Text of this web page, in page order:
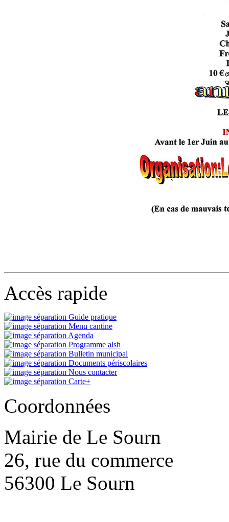
Accès rapide
Guide pratique
Menu cantine
Agenda
Programme alsh
Bulletin municipal
Documents périscolaires
Nous contacter
Carte+
Coordonnées
Mairie de Le Sourn
26, rue du commerce
56300 Le Sourn